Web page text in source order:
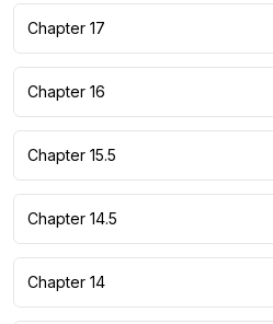
Chapter 17
Chapter 16
Chapter 15.5
Chapter 14.5
Chapter 14